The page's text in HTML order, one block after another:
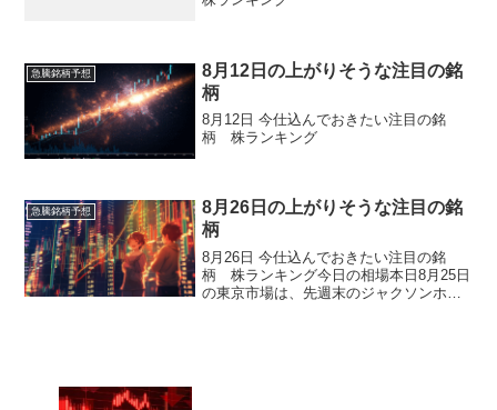
急騰銘柄予想
8月12日の上がりそうな注目の銘
柄
8月12日 今仕込んでおきたい注目の銘
柄 株ランキング
急騰銘柄予想
8月26日の上がりそうな注目の銘
柄
8月26日 今仕込んでおきたい注目の銘
柄 株ランキング今日の相場本日8月25日
の東京市場は、先週末のジャクソンホー